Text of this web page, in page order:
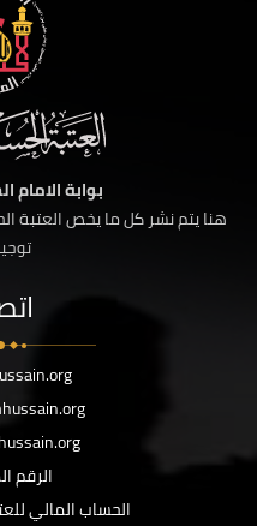
بوابة الامام
هنا يتم نشر كل ما يخص العتبة
الرقم
الحساب المالي